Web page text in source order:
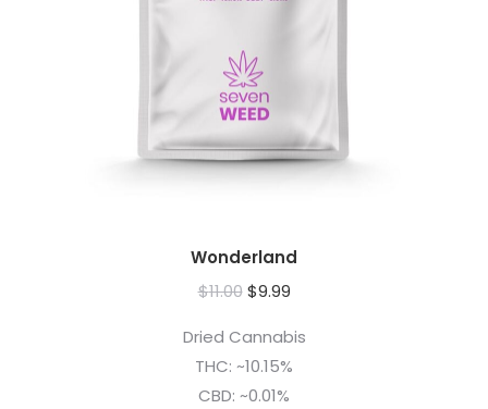
Wonderland
$11.00 Pierwotna
wynosiła:
$11.00.
$9.99Aktualna
wynosi:
$9.99.
Dried Cannabis
THC: ~10.15%
CBD: ~0.01%